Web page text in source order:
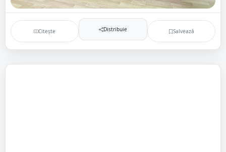
Citește Distribuie Salvează